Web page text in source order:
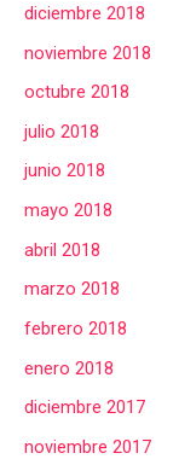
diciembre 2018
noviembre 2018
octubre 2018
julio 2018
junio 2018
mayo 2018
abril 2018
marzo 2018
febrero 2018
enero 2018
diciembre 2017
noviembre 2017